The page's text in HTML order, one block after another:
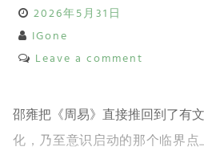
2026年5月31日
IGone
Leave a comment
邵雍把《周易》直接推回到了有
化，乃至意识启动的那个临界